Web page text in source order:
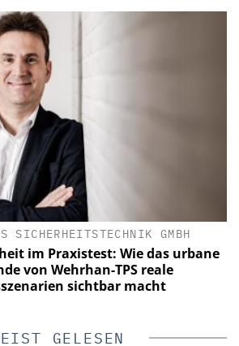
SICHERHEITSTECHNIK GMBH
im Praxistest: Wie das urbane
von Wehrhan-TPS reale
sichtbar macht
GELESEN